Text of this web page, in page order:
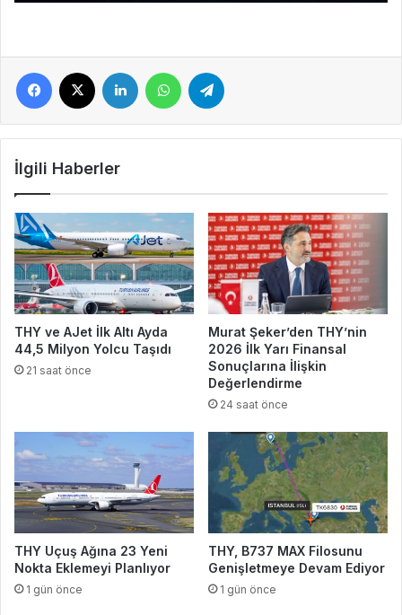
Facebook LinkedIn WhatsApp
İlgili Haberler
THY ve AJet İlk Altı Ayda
44,5 Milyon Yolcu Taşıdı
21 saat önce
Murat Şeker’den THY’nin
2026 İlk Yarı Finansal
Sonuçlarına İlişkin
Değerlendirme
24 saat önce
THY Uçuş Ağına 23 Yeni
Nokta Eklemeyi Planlıyor
1 gün önce
THY, B737 MAX Filosunu
Genişletmeye Devam Ediyor
1 gün önce